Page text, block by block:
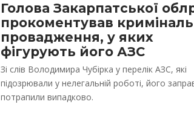
Голова Закарпатської
прокоментував
провадження, у яких
фігурують його АЗС
Зі слів Володимира Чубірка у перелік АЗС, які
підозрювали у нелегальній роботі, його
потрапили випадково.